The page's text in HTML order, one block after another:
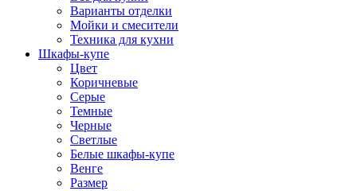
Варианты отделки
Мойки и смесители
Техника для кухни
Шкафы-купе
Цвет
Коричневые
Серые
Темные
Черные
Светлые
Белые шкафы-купе
Венге
Размер